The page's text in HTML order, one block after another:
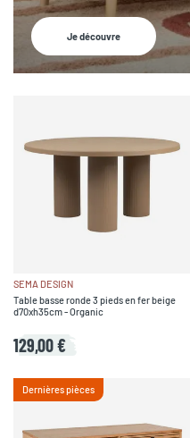
Je découvre
SEMA DESIGN
Table basse ronde 3 pieds en fer beige
d70xh35cm - Organic
129,00 €
Dernières pièces